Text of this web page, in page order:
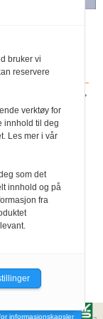
YS Fordel
informasjonskapsler
bruker vi
reservere
verktøy for
innhold til deg
Les mer i vår
som det
innhold og på
fra